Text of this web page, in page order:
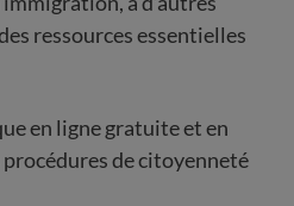
ressources essentielles
en ligne gratuite et en
de citoyenneté